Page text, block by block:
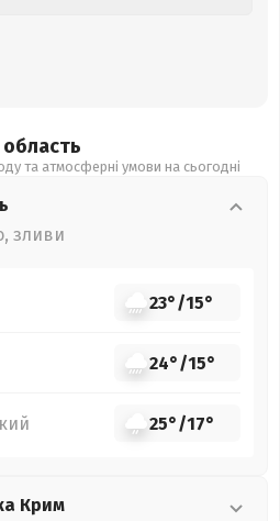
область
та атмосферні умови на сьогодні
зливи
23°/15°
24°/15°
25°/17°
Крим